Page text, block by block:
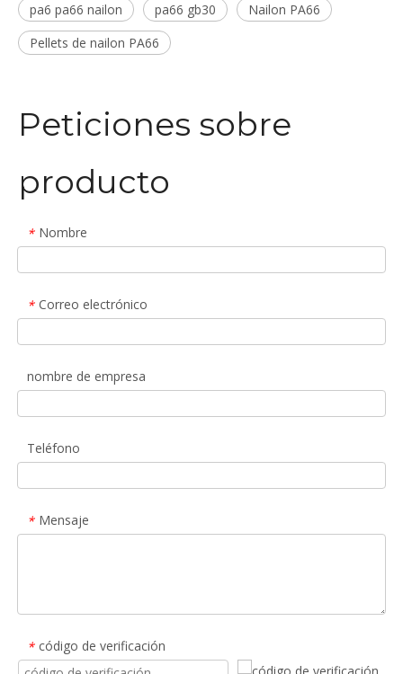
pa6 pa66 nailon
pa66 gb30
Nailon PA66
Pellets de nailon PA66
Peticiones sobre
producto
* Nombre
* Correo electrónico
nombre de empresa
Teléfono
* Mensaje
* código de verificación